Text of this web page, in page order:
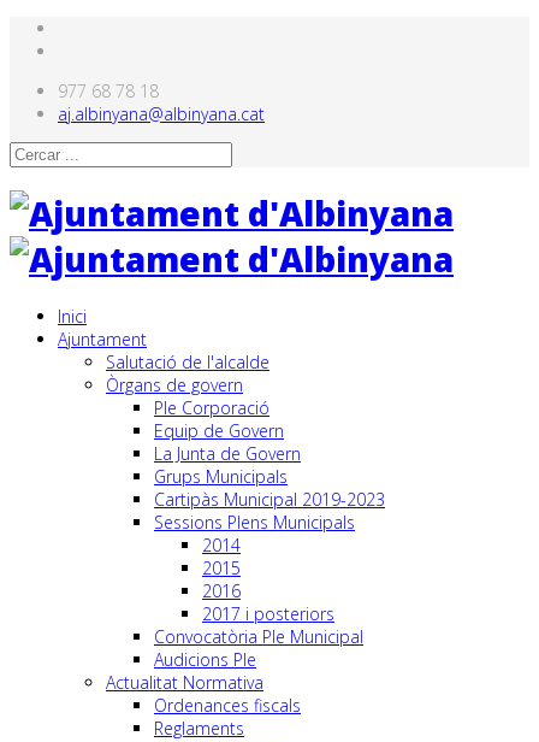
977 68 78 18
aj.albinyana@albinyana.cat
Inici
Ajuntament
Salutació de l'alcalde
Òrgans de govern
Ple Corporació
Equip de Govern
La Junta de Govern
Grups Municipals
Cartipàs Municipal 2019-2023
Sessions Plens Municipals
2014
2015
2016
2017 i posteriors
Convocatòria Ple Municipal
Audicions Ple
Actualitat Normativa
Ordenances fiscals
Reglaments